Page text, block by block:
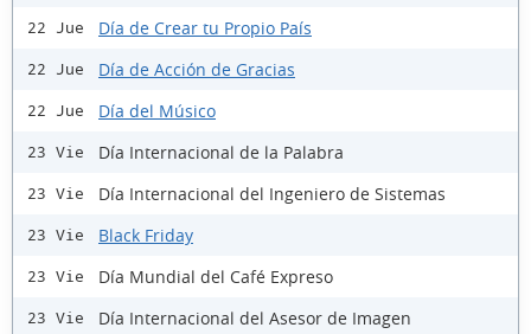
22 Jue Día de Crear tu Propio País
22 Jue Día de Acción de Gracias
22 Jue Día del Músico
23 Vie Día Internacional de la Palabra
23 Vie Día Internacional del Ingeniero de Sistemas
23 Vie Black Friday
23 Vie Día Mundial del Café Expreso
23 Vie Día Internacional del Asesor de Imagen